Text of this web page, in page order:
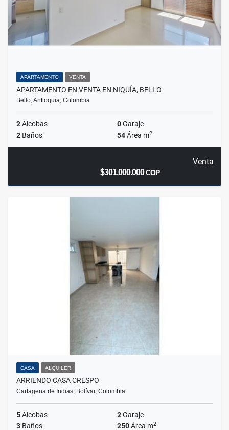
APARTAMENTO VENTA
APARTAMENTO EN VENTA EN NIQUÍA, BELLO
Bello, Antioquia, Colombia
2Alcobas 0Garaje
2 Baños 54Área m2
Venta
$301.000.000COP
CASA ALQUILER
ARRIENDO CASA CRESPO
Cartagena de Indias, Bolívar, Colombia
5Alcobas 2Garaje
3 Baños 250Área m2